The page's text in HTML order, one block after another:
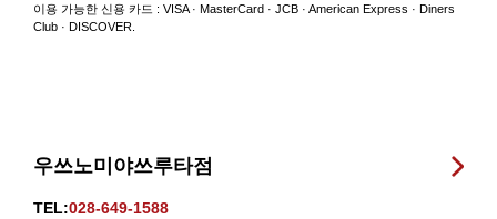
이용 가능한 신용 카드 : VISA · MasterCard · JCB · American Express · Diners
Club · DISCOVER.
우쓰노미야쓰루타점
TEL:028-649-1588